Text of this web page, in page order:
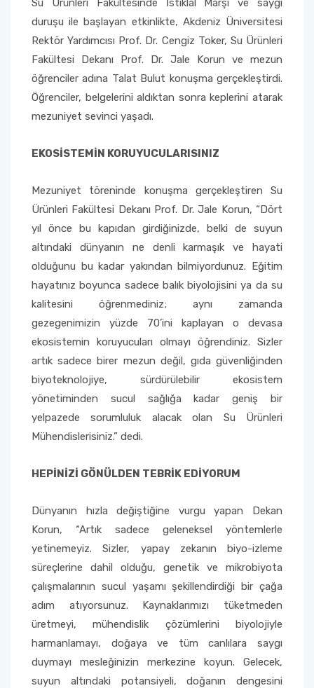
Su Ürünleri Fakültesinde İstiklal Marşı ve saygı
duruşu ile başlayan etkinlikte, Akdeniz Üniversitesi
Rektör Yardımcısı Prof. Dr. Cengiz Toker, Su Ürünleri
Fakültesi Dekanı Prof. Dr. Jale Korun ve mezun
öğrenciler adına Talat Bulut konuşma gerçekleştirdi.
Öğrenciler, belgelerini aldıktan sonra keplerini atarak
mezuniyet sevinci yaşadı.
EKOSİSTEMİN KORUYUCULARISINIZ
Mezuniyet töreninde konuşma gerçekleştiren Su
Ürünleri Fakültesi Dekanı Prof. Dr. Jale Korun, “Dört
yıl önce bu kapıdan girdiğinizde, belki de suyun
altındaki dünyanın ne denli karmaşık ve hayati
olduğunu bu kadar yakından bilmiyordunuz. Eğitim
hayatınız boyunca sadece balık biyolojisini ya da su
kalitesini öğrenmediniz; aynı zamanda
gezegenimizin yüzde 70’ini kaplayan o devasa
ekosistemin koruyucuları olmayı öğrendiniz. Sizler
artık sadece birer mezun değil, gıda güvenliğinden
biyoteknolojiye, sürdürülebilir ekosistem
yönetiminden sucul sağlığa kadar geniş bir
yelpazede sorumluluk alacak olan Su Ürünleri
Mühendislerisiniz.” dedi.
HEPİNİZİ GÖNÜLDEN TEBRİK EDİYORUM
Dünyanın hızla değiştiğine vurgu yapan Dekan
Korun, “Artık sadece geleneksel yöntemlerle
yetinemeyiz. Sizler, yapay zekanın biyo-izleme
süreçlerine dahil olduğu, genetik ve mikrobiyota
çalışmalarının sucul yaşamı şekillendirdiği bir çağa
adım atıyorsunuz. Kaynaklarımızı tüketmeden
üretmeyi, mühendislik çözümlerini biyolojiyle
harmanlamayı, doğaya ve tüm canlılara saygı
duymayı mesleğinizin merkezine koyun. Gelecek,
suyun altındaki potansiyeli, doğanın dengesini
2022-2026 Stratejik Planı
Faaliyet Raporları
Akademik Tören
İlahiyat Fakültesi
İletişim Fakültesi
Kemer Denizcilik Fakültesi
Manavgat Turizm Fakültesi
Mimarlık Fakültesi
Mühendislik Fakültesi
Sağlık Bilimleri Fakültesi
Serik İşletme Fakültesi
Spor Bilimleri Fakültesi
Turizm Fakültesi
Uygulamalı Bilimler Fakültesi
Ziraat Fakültesi
Sağlık Hizmetleri MYO
Serik Gülsün Süleyman Süral MYO
Sosyal Bilimler MYO
Yapı İşleri ve Teknik Daire Başkanlığı
Uluslararası İlişkiler Ofisi
Mezun Bilgi Sistemi
Sıkça Sorulan Sorular
Online Sağlık Hizmetleri Randevu Sistemi
Yönetim Sistemi)
Dış Kaynaklı Proje Takip Sistemi
AB Projeleri
TÜBİTAK Projeleri
Web of Science